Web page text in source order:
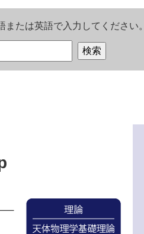
たは英語で入力してください。